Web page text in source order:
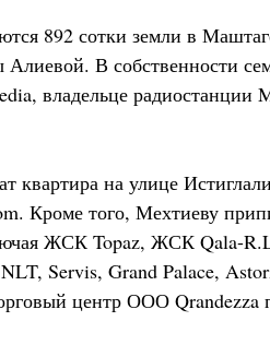
892 сотки земли в
В собственности
владельце радиостанции
квартира на улице
Кроме того, Мехтиеву
ЖСК Topaz, ЖСК Qala-
Servis, Grand Palace,
центр ООО